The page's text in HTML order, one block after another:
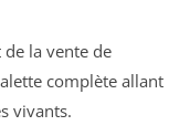
la vente de
complète allant
vivants.